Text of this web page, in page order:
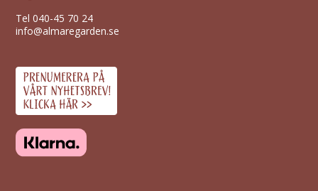
Tel040-45 70 24
info@almaregarden.se